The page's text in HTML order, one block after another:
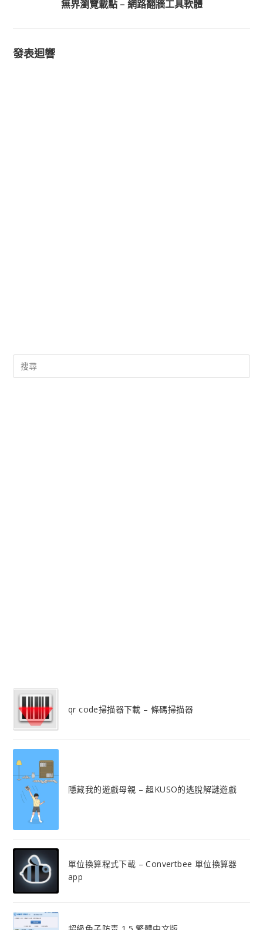
無界瀏覽載點 – 網路翻牆工具軟體
發表迴響
qr code掃描器下載 – 條碼掃描器
隱藏我的遊戲母親 – 超KUSO的逃脫解謎遊戲
單位換算程式下載 – Convertbee 單位換算器
app